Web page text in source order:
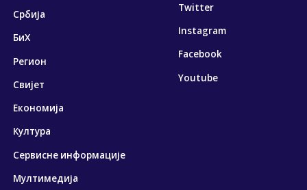
Србија
БиХ
Регион
Свијет
Економија
Култура
Сервисне информације
Мултимедија
Twitter
Instagram
Facebook
Youtube